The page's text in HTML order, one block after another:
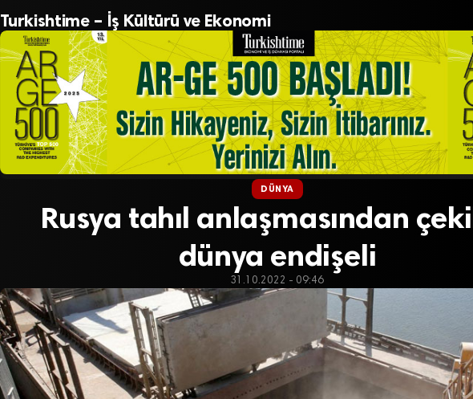
Turkishtime – İş Kültürü ve Ekonomi
DÜNYA
Rusya tahıl anlaşmasından
dünya endişeli
31.10.2022 - 09:46